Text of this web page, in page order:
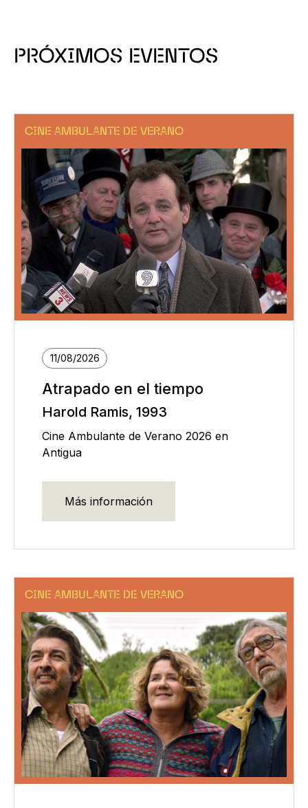
PRÓXIMOS EVENTOS
CINE AMBULANTE DE VERANO
11/08/2026
Atrapado en el tiempo
Harold Ramis, 1993
Cine Ambulante de Verano 2026 en
Antigua
Más información
CINE AMBULANTE DE VERANO